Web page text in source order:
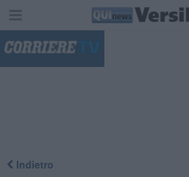
Indietro